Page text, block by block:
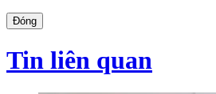
Đóng
Tin liên quan